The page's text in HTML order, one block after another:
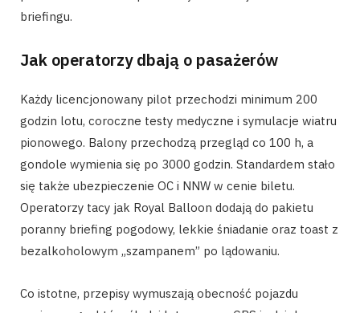
briefingu.
Jak operatorzy dbają o pasażerów
Każdy licencjonowany pilot przechodzi minimum 200
godzin lotu, coroczne testy medyczne i symulacje wiatru
pionowego. Balony przechodzą przegląd co 100 h, a
gondole wymienia się po 3000 godzin. Standardem stało
się także ubezpieczenie OC i NNW w cenie biletu.
Operatorzy tacy jak Royal Balloon dodają do pakietu
poranny briefing pogodowy, lekkie śniadanie oraz toast z
bezalkoholowym „szampanem” po lądowaniu.
Co istotne, przepisy wymuszają obecność pojazdu